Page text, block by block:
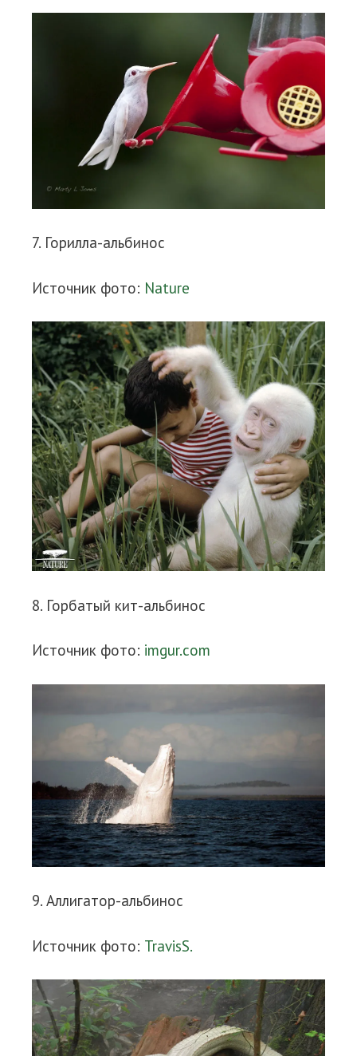
7. Горилла-альбинос
Источник фото: Nature
8. Горбатый кит-альбинос
Источник фото: imgur.com
9. Аллигатор-альбинос
Источник фото: TravisS.